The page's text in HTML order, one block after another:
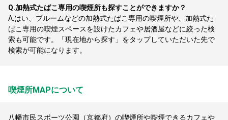
Q.加熱式たばこ専用の喫煙所も探すことができますか？
A. はい、プルームなどの加熱式たばこ専用の喫煙所や、加熱式た
ばこ専用の喫煙スペースを設けたカフェや居酒屋などに絞った検
索も可能です。「現在地から探す」をタップしていただいた先で
検索が可能になります。
喫煙所MAPについて
八幡市民スポーツ公園（京都府）の喫煙所や喫煙できるカフェや